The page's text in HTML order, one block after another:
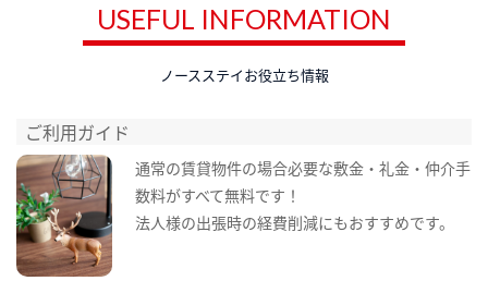
USEFUL INFORMATION
ノースステイお役立ち情報
ご利用ガイド
通常の賃貸物件の場合必要な敷金・礼金・仲介手
数料がすべて無料です！
法人様の出張時の経費削減にもおすすめです。